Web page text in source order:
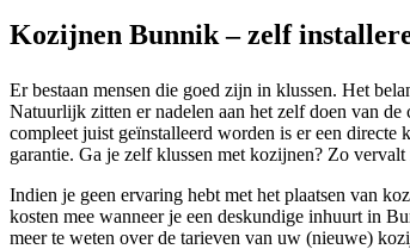
Kozijnen Bunnik – zelf
Er bestaan mensen die goed zijn in klussen. Het
Natuurlijk zitten er nadelen aan het zelf doen van
compleet juist geïnstalleerd worden is er een
garantie. Ga je zelf klussen met kozijnen? Zo
Indien je geen ervaring hebt met het plaatsen van
kosten mee wanneer je een deskundige inhuurt in
meer te weten over de tarieven van uw (nieuwe)